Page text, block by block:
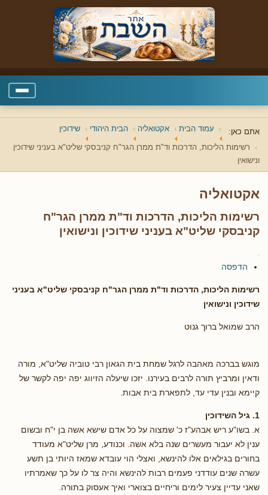
אתם כאן: עמוד הבית אקטואליה הבית היהודי שידוכין
רשימות הליכות, הדרכות וד"ת ממרן הגר"ח קניבסקי שליט"א בעניני שידוכין
ונישואין
אקטואליה
רשימות הליכות, הדרכות וד"ת ממרן הגר"ח
קניבסקי שליט"א בעניני שידוכין ונישואין
הדפסה
רשימות הליכות, הדרכות וד"ת ממרן הגר"ח קניבסקי שליט"א בעניני
שידוכין ונישואין
הרב שמואל ברוך גנוט
מוגש בברכה מאהבה לרגל שמחת בית הגאון רבי טוביה שליט"א, מורה
ודאין ומרביץ תורה לרבים בעירנו. יזכו שיעלה הזיווג יפה יפה לקשר של
קיימא ובנין עדי עד, לתפארת בית אבות.
1. גיל השידוכין
א. בשו"ע ריש אבהע"ז כ' שמצוה על כל אדם שישא אשה בן י"ח ובשום
ענין לא יעבור מעשרים שנה בלא אשה. וכנודע, מרן שליט"א מעודד
בחורים בגילאים אלו להינשא, ואצלי הוי עובדא שמאז היותי בן תשע
עשרה שנים עודדני פעמים רבות להינשא והיה צר לו על כך שאמרתיו
שאני עדיין צעיר לימים וריחיים בצוארי ואיך אעסוק בתורה.